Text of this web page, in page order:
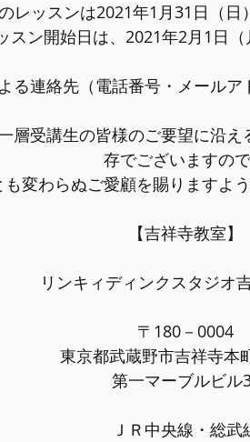
レッスンは2021年1月31日（日
スン開始日は、2021年2月1日（
る連絡先（電話番号・メールア
層受講生の皆様のご要望に沿
存でございますので
変わらぬご愛顧を賜りますよ
【吉祥寺教室】
リンキィディンクスタジオ
〒180－0004
東京都武蔵野市吉祥寺本
第一マーブルビル
ＪＲ中央線・総武